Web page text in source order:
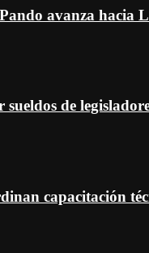
avanza hacia
de
capacitación